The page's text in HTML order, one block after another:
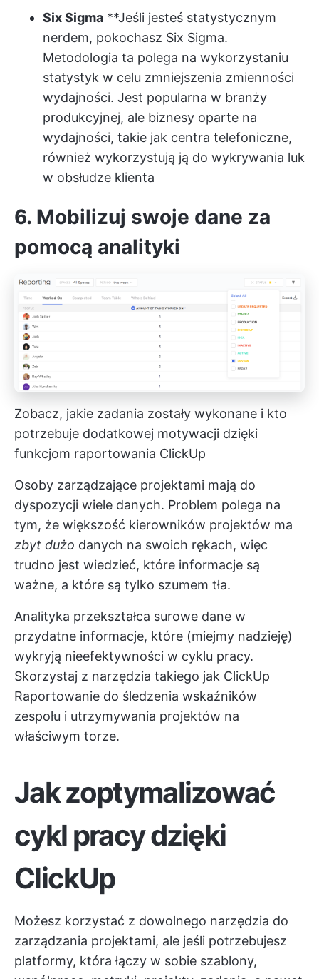
Six Sigma **Jeśli jesteś statystycznym
nerdem, pokochasz Six Sigma.
Metodologia ta polega na wykorzystaniu
statystyk w celu zmniejszenia zmienności
wydajności. Jest popularna w branży
produkcyjnej, ale biznesy oparte na
wydajności, takie jak centra telefoniczne,
również wykorzystują ją do wykrywania luk
w obsłudze klienta
6. Mobilizuj swoje dane za
pomocą analityki
Zobacz, jakie zadania zostały wykonane i kto
potrzebuje dodatkowej motywacji dzięki
funkcjom raportowania ClickUp
Osoby zarządzające projektami mają do
dyspozycji wiele danych. Problem polega na
tym, że większość kierowników projektów ma
zbyt dużo danych na swoich rękach, więc
trudno jest wiedzieć, które informacje są
ważne, a które są tylko szumem tła.
Analityka przekształca surowe dane w
przydatne informacje, które (miejmy nadzieję)
wykryją nieefektywności w cyklu pracy.
Skorzystaj z narzędzia takiego jak ClickUp
Raportowanie do śledzenia wskaźników
zespołu i utrzymywania projektów na
właściwym torze.
Jak zoptymalizować
cykl pracy dzięki
ClickUp
Możesz korzystać z dowolnego narzędzia do
zarządzania projektami, ale jeśli potrzebujesz
platformy, która łączy w sobie szablony,